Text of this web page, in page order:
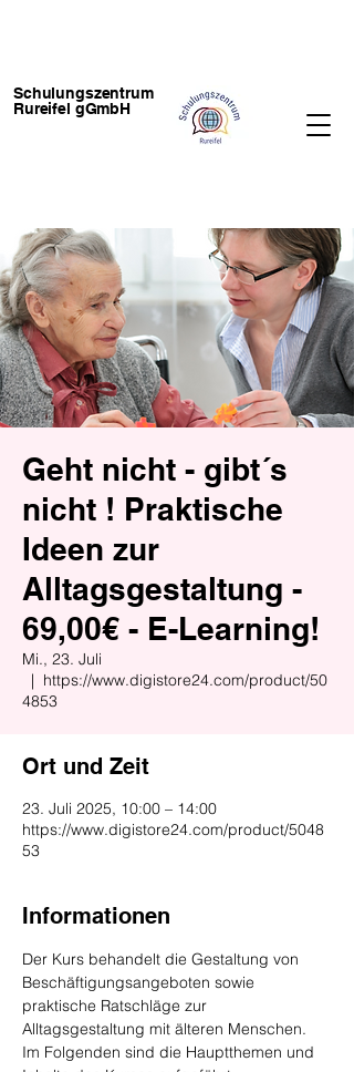
Schulungszentrum
Rureifel gGmbH
Geht nicht - gibt´s
nicht ! Praktische
Ideen zur
Alltagsgestaltung -
69,00€ - E-Learning!
Mi., 23. Juli
  |
https://www.digistore24.com/product/50
4853
Ort und Zeit
23. Juli 2025, 10:00 – 14:00
https://www.digistore24.com/product/5048
53
Informationen
Der Kurs behandelt die Gestaltung von
Beschäftigungsangeboten sowie
praktische Ratschläge zur
Alltagsgestaltung mit älteren Menschen.
Im Folgenden sind die Hauptthemen und